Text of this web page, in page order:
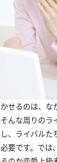
せるのは、な
んな周りのラ
、ライバルた
要です。では